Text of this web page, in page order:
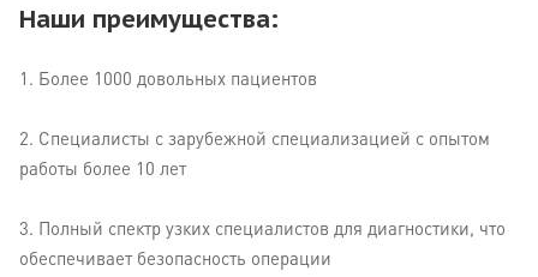
Наши преимущества:
1. Более 1000 довольных пациентов
2. Специалисты с зарубежной специализацией с опытом
работы более 10 лет
3. Полный спектр узких специалистов для диагностики, что
обеспечивает безопасность операции